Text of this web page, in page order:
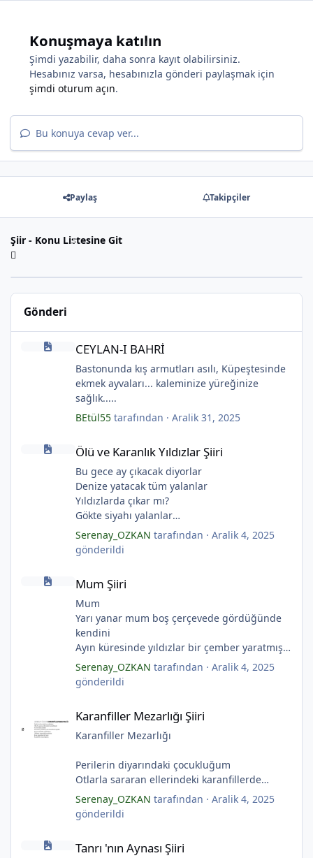
Konuşmaya katılın
Şimdi yazabilir, daha sonra kayıt olabilirsiniz.
Hesabınız varsa, hesabınızla gönderi paylaşmak için
şimdi oturum açın.
Bu konuya cevap ver...
Paylaş Takipçiler
Şiir - Konu Listesine Git
Gönderi
CEYLAN-I BAHRİ
Bastonunda kış armutları asılı, Küpeştesinde
ekmek ayvaları... kaleminize yüreğinize
sağlık.....
BEtül55tarafından · Aralik 31, 2025
Ölü ve Karanlık Yıldızlar Şiiri
Bu gece ay çıkacak diyorlar
Denize yatacak tüm yalanlar
Yıldızlarda çıkar mı?
Gökte siyahı yalanlar
Ölü ve karanlık yıldızlar
Ayı sarhoş etmişler
Ay kesilmiş kızıl, kızıl
(Serenay Özkan, Viata)
Serenay_OZKAN tarafından · Aralik 4, 2025
gönderildi
Mum Şiiri
Mum
Yarı yanar mum boş çerçevede gördüğünde
kendini
Ayın küresinde yıldızlar bir çember yaratmış
Çocukların rüyalarını.
Gıcırdayan tahta evimizdeki mumlar
Bizi bizlere gösteren fenermiş.
Fenerler bir başka yanarmış.
Hayalin gerçeğinde susmayan sesini
Aşıklar evlerinde ailelerini sayarmış.
Sular ateşi söndürür derler
Aşıklar evinde ateş yükselirmiş
Çerçeveler bir olur, sokaklar birleştiğinde
Evler bir olur aşıklar evinde.
(Serenay Özkan)
Serenay_OZKAN tarafından · Aralik 4, 2025
gönderildi
Karanfiller Mezarlığı Şiiri
Karanfiller Mezarlığı
Perilerin diyarındaki çocukluğum
Otlarla sararan ellerindeki karanfillerde
Yarım kalan anneler
Pas tutan yüreklerle yeşil mezarlıkta hayaller
Tuzlu nehirdeki soğukluğum
Kuru topraklar küf tutar
Serenay_OZKAN tarafından · Aralik 4, 2025
gönderildi
Tanrı 'nın Aynası Şiiri
*
*